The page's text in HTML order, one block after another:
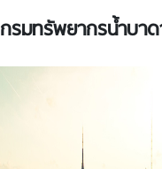
กรมทรัพยากรน้ำบา